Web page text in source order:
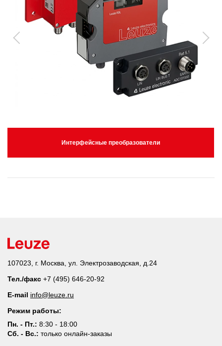
Интерфейсные преобразователи
107023, г. Москва, ул. Электрозаводская, д.24
Тел./факс +7 (495) 646-20-92
E-mail info@leuze.ru
Режим работы:
Пн. - Пт.: 8:30 - 18:00
Сб. - Вс.: только онлайн-заказы